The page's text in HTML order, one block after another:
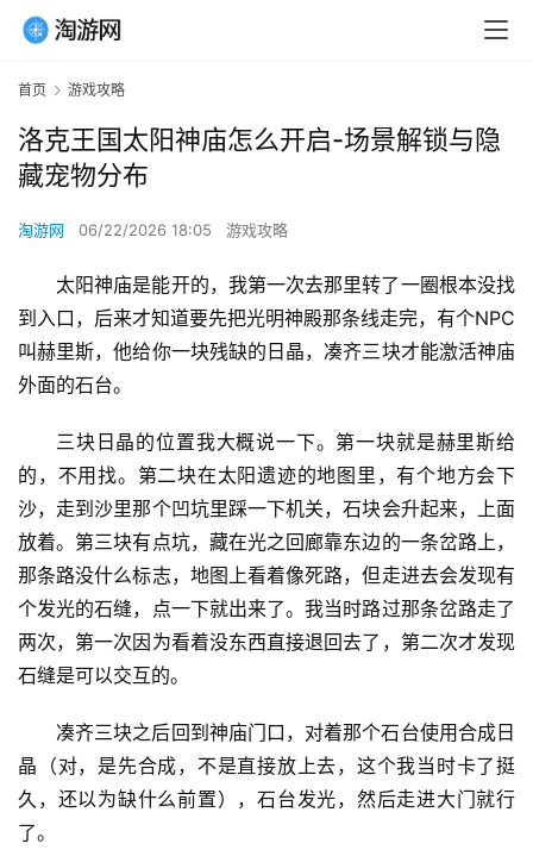
首页 游戏攻略
洛克王国太阳神庙怎么开启-场景解锁与隐
藏宠物分布
淘游网 06/22/2026 18:05 游戏攻略
太阳神庙是能开的，我第一次去那里转了一圈根本没找
到入口，后来才知道要先把光明神殿那条线走完，有个NPC
叫赫里斯，他给你一块残缺的日晶，凑齐三块才能激活神庙
外面的石台。
三块日晶的位置我大概说一下。第一块就是赫里斯给
的，不用找。第二块在太阳遗迹的地图里，有个地方会下
沙，走到沙里那个凹坑里踩一下机关，石块会升起来，上面
放着。第三块有点坑，藏在光之回廊靠东边的一条岔路上，
那条路没什么标志，地图上看着像死路，但走进去会发现有
个发光的石缝，点一下就出来了。我当时路过那条岔路走了
两次，第一次因为看着没东西直接退回去了，第二次才发现
石缝是可以交互的。
凑齐三块之后回到神庙门口，对着那个石台使用合成日
晶（对，是先合成，不是直接放上去，这个我当时卡了挺
久，还以为缺什么前置），石台发光，然后走进大门就行
了。